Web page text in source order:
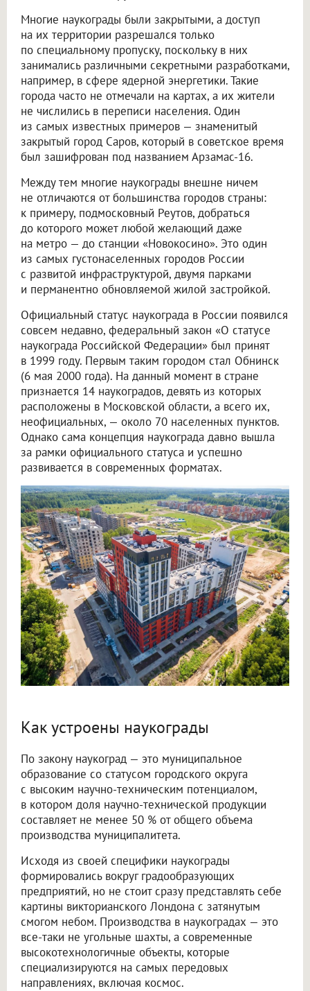
Многие наукограды были закрытыми, а доступ
на их территории разрешался только
по специальному пропуску, поскольку в них
занимались различными секретными разработками,
например, в сфере ядерной энергетики. Такие
города часто не отмечали на картах, а их жители
не числились в переписи населения. Один
из самых известных примеров — знаменитый
закрытый город Саров, который в советское время
был зашифрован под названием Арзамас-16.
Между тем многие наукограды внешне ничем
не отличаются от большинства городов страны:
к примеру, подмосковный Реутов, добраться
до которого может любой желающий даже
на метро — до станции «Новокосино». Это один
из самых густонаселенных городов России
с развитой инфраструктурой, двумя парками
и перманентно обновляемой жилой застройкой.
Официальный статус наукограда в России появился
совсем недавно, федеральный закон «О статусе
наукограда Российской Федерации» был принят
в 1999 году. Первым таким городом стал Обнинск
(6 мая 2000 года). На данный момент в стране
признается 14 наукоградов, девять из которых
расположены в Московской области, а всего их,
неофициальных, — около 70 населенных пунктов.
Однако сама концепция наукограда давно вышла
за рамки официального статуса и успешно
развивается в современных форматах.
Как устроены наукограды
По закону наукоград — это муниципальное
образование со статусом городского округа
с высоким научно-техническим потенциалом,
в котором доля научно-технической продукции
составляет не менее 50 % от общего объема
производства муниципалитета.
Исходя из своей специфики наукограды
формировались вокруг градообразующих
предприятий, но не стоит сразу представлять себе
картины викторианского Лондона с затянутым
смогом небом. Производства в наукоградах — это
все-таки не угольные шахты, а современные
высокотехнологичные объекты, которые
специализируются на самых передовых
направлениях, включая космос.